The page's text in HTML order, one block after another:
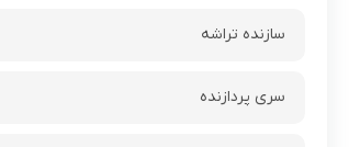
سازنده تراشه
سری پردازنده